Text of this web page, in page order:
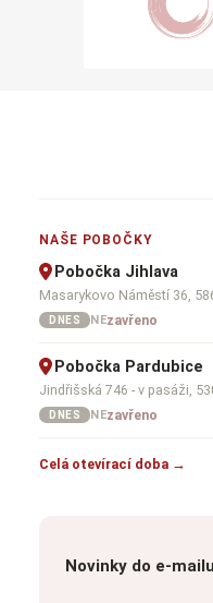
NAŠE POBOČKY
Pobočka Jihlava
Masarykovo Náměstí 36,
DNES NEzavřeno
Pobočka Pardubice
Jindřišská 746 - v pasáži,
DNES NEzavřeno
Celá otevírací doba →
Novinky do e-mailu